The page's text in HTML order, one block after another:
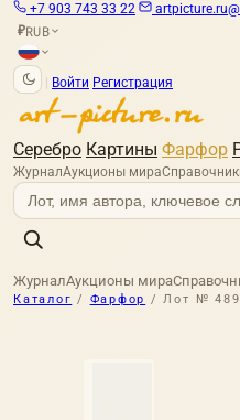
+7 903 743 33 22
₽RUB
Войти Регистрация
Серебро Картины Фарфор
ЖурналАукционы мира
ЖурналАукционы мира
Каталог / Фарфор / Лот №